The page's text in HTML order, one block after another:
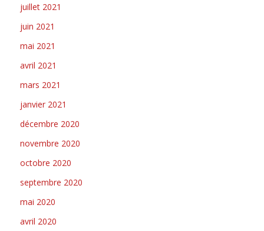
juillet 2021
juin 2021
mai 2021
avril 2021
mars 2021
janvier 2021
décembre 2020
novembre 2020
octobre 2020
septembre 2020
mai 2020
avril 2020